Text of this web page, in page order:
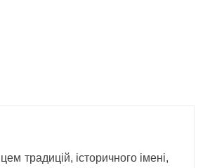
традицій, історичного імені,